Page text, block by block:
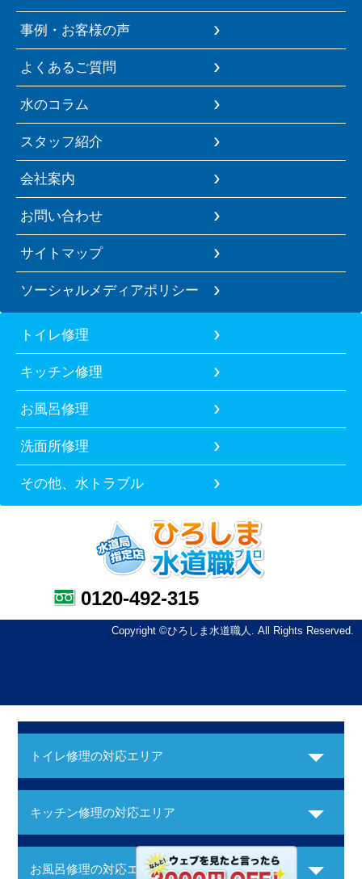
事例・お客様の声
よくあるご質問
水のコラム
スタッフ紹介
会社案内
お問い合わせ
サイトマップ
ソーシャルメディアポリシー
トイレ修理
キッチン修理
お風呂修理
洗面所修理
その他、水トラブル
0120-492-315
Copyright ©ひろしま水道職人. All Rights Reserved.
トイレ修理の対応エリア
キッチン修理の対応エリア
お風呂修理の対応エリア